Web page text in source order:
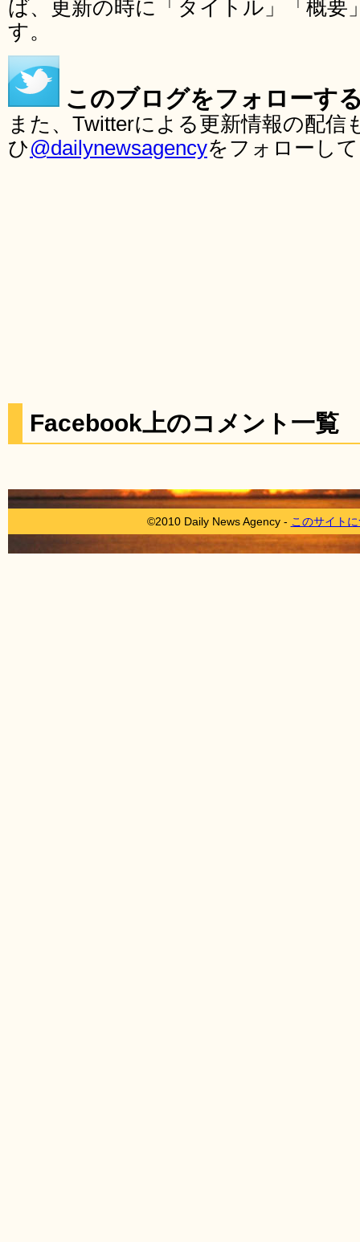
ば、更新の時に「タイトル」「概要
す。
このブログをフォローす
また、Twitterによる更新情報の配
ひ@dailynewsagencyをフォローし
Facebook上のコメント一覧
©2010 Daily News Agency - このサイト